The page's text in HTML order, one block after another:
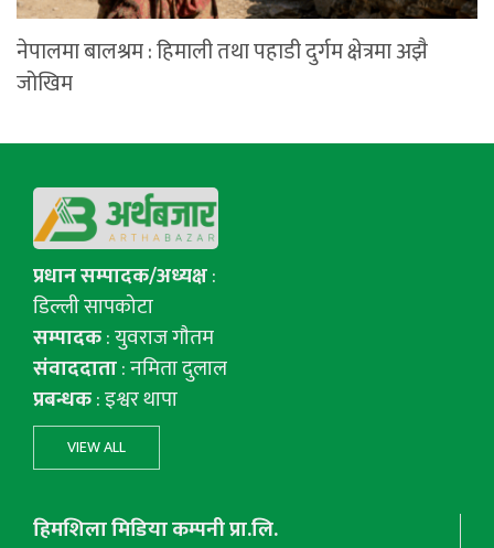
नेपालमा बालश्रम : हिमाली तथा पहाडी दुर्गम क्षेत्रमा अझै
जोखिम
प्रधान सम्पादक/अध्यक्ष:
डिल्ली सापकोटा
सम्पादक: युवराज गाैतम
संवाददाता: नमिता दुलाल
प्रबन्धक: इश्वर थापा
VIEW ALL
हिमशिला मिडिया कम्पनी प्रा.लि.